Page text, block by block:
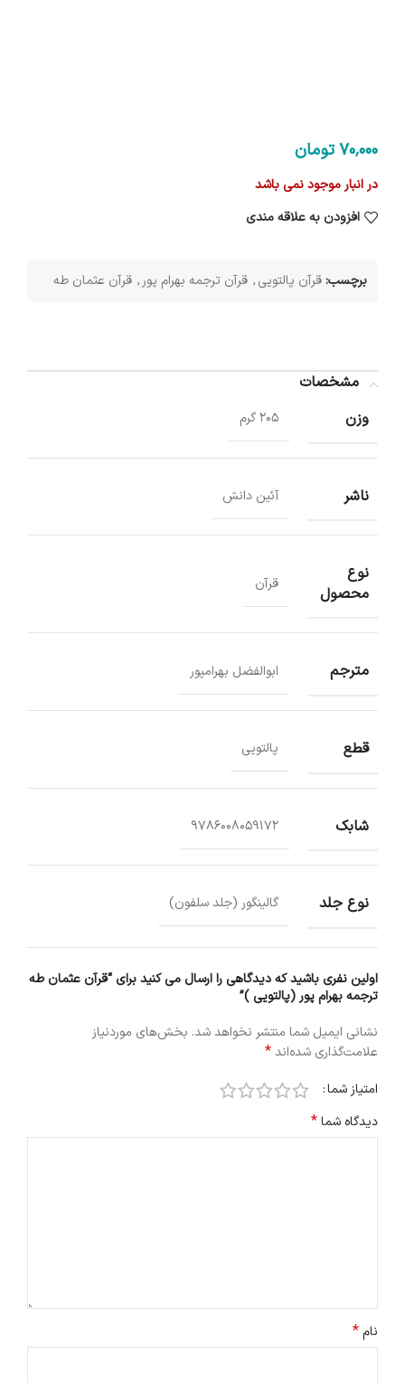
70٬000تومان
در انبار موجود نمی باشد
افزودن به علاقه مندی
برچسب:قرآن پالتویی, قرآن ترجمه بهرام پور , قرآن عثمان طه
مشخصات
وزن
205 گرم
ناشر آئین دانش
نوع
محصول
قرآن
مترجم ابوالفضل بهرامپور
قطع پالتویی
شابک 9786008059172
نوع جلد گالینگور (جلد سلفون)
اولین نفری باشید که دیدگاهی را ارسال می کنید برای “قرآن عثمان طه
ترجمه بهرام پور (پالتویی )”
نشانی ایمیل شما منتشر نخواهد شد. بخش‌های موردنیاز
علامت‌گذاری شده‌اند*
امتیاز شما
دیدگاه شما*
نام*